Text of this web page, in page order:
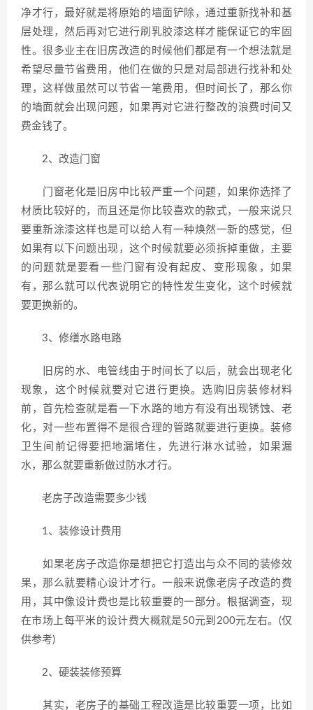
净才行，最好就是将原始的墙面铲除，通过重新找补和基
层处理，然后再对它进行刷乳胶漆这样才能保证它的牢固
性。很多业主在旧房改造的时候他们都是有一个想法就是
希望尽量节省费用，他们在做的只是对局部进行找补和处
理，这样做虽然可以节省一笔费用，但时间长了，那么你
的墙面就会出现问题，如果再对它进行整改的浪费时间又
费金钱了。
2、改造门窗
门窗老化是旧房中比较严重一个问题，如果你选择了
材质比较好的，而且还是你比较喜欢的款式，一般来说只
要重新涂漆这样也是可以给人有一种焕然一新的感觉，但
如果有以下问题出现，这个时候就要必须拆掉重做，主要
的问题就是要看一些门窗有没有起皮、变形现象，如果
有，那么就可以代表说明它的特性发生变化，这个时候就
要更换新的。
3、修缮水路电路
旧房的水、电管线由于时间长了以后，就会出现老化
现象，这个时候就要对它进行更换。选购旧房装修材料
前，首先检查就是看一下水路的地方有没有出现锈蚀、老
化，对一些布置得不是很合理的管路就要进行更换。装修
卫生间前记得要把地漏堵住，先进行淋水试验，如果漏
水，那么就要重新做过防水才行。
老房子改造需要多少钱
1、装修设计费用
如果老房子改造你是想把它打造出与众不同的装修效
果，那么就要精心设计才行。一般来说像老房子改造的费
用，其中像设计费也是比较重要的一部分。根据调查，现
在市场上每平米的设计费大概就是50元到200元左右。(仅
供参考)
2、硬装装修预算
其实，老房子的基础工程改造是比较重要一项，比如